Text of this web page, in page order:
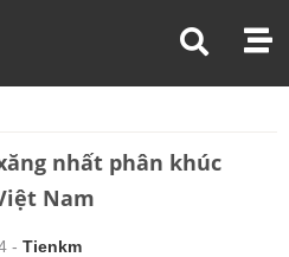
nhất phân khúc
Nam
- Tienkm